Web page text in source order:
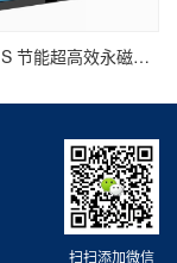
博莱特BLT S 节能超高效永磁变频螺杆空压机
扫扫添加微信